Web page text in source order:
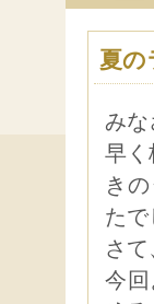
夏の
みな
早く
き
たで
さ
今回